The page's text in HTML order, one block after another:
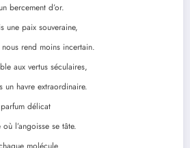
bercement d’or.
une paix souveraine,
rend moins incertain.
aux vertus séculaires,
un havre extraordinaire.
délicat
l’angoisse se tâte.